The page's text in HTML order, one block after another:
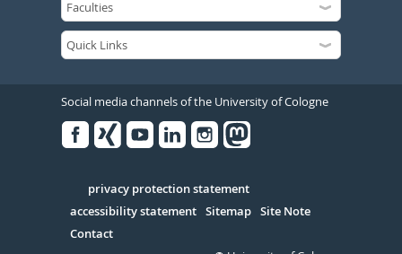
Social media channels of the University of Cologne
Serivce
privacy protection statement
accessibility statement Sitemap Site Note
Contact